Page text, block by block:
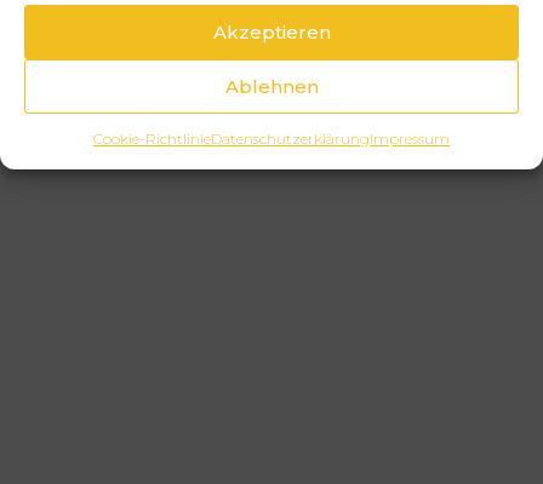
Akzeptieren
Ablehnen
Cookie-RichtlinieDatenschutzerklärungImpressum